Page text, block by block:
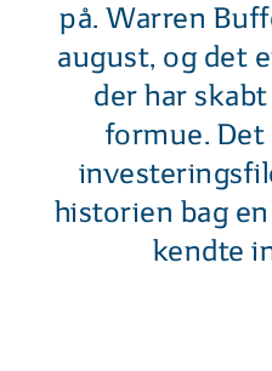
på. Warren
august, og det
der har
formue. Det
historien bag
kendte